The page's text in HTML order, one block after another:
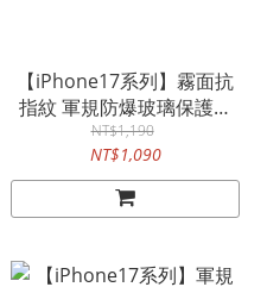
【iPhone17系列】霧面抗
指紋 軍規防爆玻璃保護貼
（康寧玻璃）
NT$1,190
NT$1,090